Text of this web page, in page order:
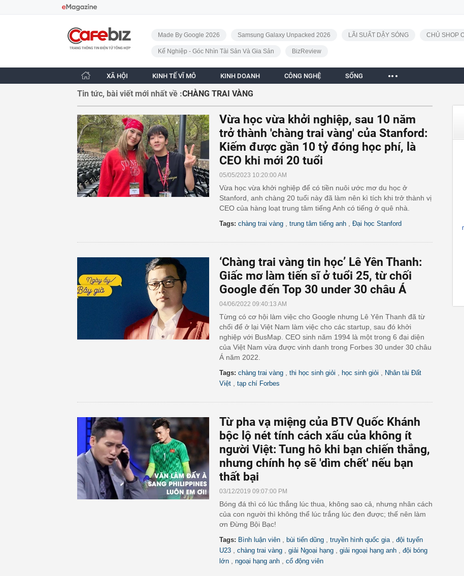
CafeBiz - Trang chủ
Made By Google 2026
Samsung Galaxy Unpacked 2026 LÃI SUẤT DẬY SÓNG CHỦ SHOP
Kế Nghiệp - Góc Nhìn Tài Sản Và Gia Sản BizReview
XÃ HỘI KINH TẾ VĨ MÔ KINH DOANH CÔNG NGHỆ SỐNG
Tin tức, bài viết mới nhất về :CHÀNG TRAI VÀNG
Vừa học vừa khởi nghiệp, sau 10 năm
trở thành 'chàng trai vàng' của Stanford:
Kiếm được gần 10 tỷ đóng học phí, là
CEO khi mới 20 tuổi
05/05/2023 10:20:00 AM
Vừa học vừa khởi nghiệp để có tiền nuôi ước mơ du học ở
Stanford, anh chàng 20 tuổi này đã làm nên kì tích khi trở thành vị
CEO của hàng loạt trung tâm tiếng Anh có tiếng ở quê nhà.
Tags: chàng trai vàng trung tâm tiếng anh Đại học Stanford
‘Chàng trai vàng tin học’ Lê Yên Thanh:
Giấc mơ làm tiến sĩ ở tuổi 25, từ chối
Google đến Top 30 under 30 châu Á
04/06/2022 09:40:13 AM
Từng có cơ hội làm việc cho Google nhưng Lê Yên Thanh đã từ
chối để ở lại Việt Nam làm việc cho các startup, sau đó khởi
nghiệp với BusMap. CEO sinh năm 1994 là một trong 6 đại diện
của Việt Nam vừa được vinh danh trong Forbes 30 under 30 châu
Á năm 2022.
Tags: chàng trai vàng thi học sinh giỏi học sinh giỏi
Nhân tài Đất
Việt
tạp chí Forbes
Từ pha vạ miệng của BTV Quốc Khánh
bộc lộ nét tính cách xấu của không ít
người Việt: Tung hô khi bạn chiến thắng,
nhưng chính họ sẽ 'dìm chết' nếu bạn
thất bại
03/12/2019 09:07:00 PM
Bóng đá thì có lúc thắng lúc thua, không sao cả, nhưng nhân cách
của con người thì không thể lúc trắng lúc đen được; thế nên làm
ơn Đừng Bội Bạc!
Tags: Bình luận viên bùi tiến dũng truyền hình quốc gia
đội tuyển
U23
chàng trai vàng giải Ngoại hạng giải ngoại hạng anh
đội bóng
lớn
ngoại hạng anh cổ động viên